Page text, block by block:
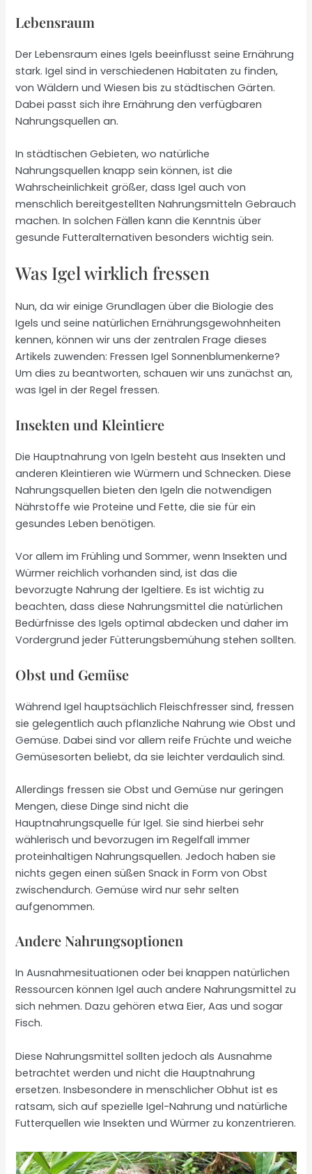
Lebensraum
Der Lebensraum eines Igels beeinflusst seine Ernährung
stark. Igel sind in verschiedenen Habitaten zu finden,
von Wäldern und Wiesen bis zu städtischen Gärten.
Dabei passt sich ihre Ernährung den verfügbaren
Nahrungsquellen an.
In städtischen Gebieten, wo natürliche
Nahrungsquellen knapp sein können, ist die
Wahrscheinlichkeit größer, dass Igel auch von
menschlich bereitgestellten Nahrungsmitteln Gebrauch
machen. In solchen Fällen kann die Kenntnis über
gesunde Futteralternativen besonders wichtig sein.
Was Igel wirklich fressen
Nun, da wir einige Grundlagen über die Biologie des
Igels und seine natürlichen Ernährungsgewohnheiten
kennen, können wir uns der zentralen Frage dieses
Artikels zuwenden: Fressen Igel Sonnenblumenkerne?
Um dies zu beantworten, schauen wir uns zunächst an,
was Igel in der Regel fressen.
Insekten und Kleintiere
Die Hauptnahrung von Igeln besteht aus Insekten und
anderen Kleintieren wie Würmern und Schnecken. Diese
Nahrungsquellen bieten den Igeln die notwendigen
Nährstoffe wie Proteine und Fette, die sie für ein
gesundes Leben benötigen.
Vor allem im Frühling und Sommer, wenn Insekten und
Würmer reichlich vorhanden sind, ist das die
bevorzugte Nahrung der Igeltiere. Es ist wichtig zu
beachten, dass diese Nahrungsmittel die natürlichen
Bedürfnisse des Igels optimal abdecken und daher im
Vordergrund jeder Fütterungsbemühung stehen sollten.
Obst und Gemüse
Während Igel hauptsächlich Fleischfresser sind, fressen
sie gelegentlich auch pflanzliche Nahrung wie Obst und
Gemüse. Dabei sind vor allem reife Früchte und weiche
Gemüsesorten beliebt, da sie leichter verdaulich sind.
Allerdings fressen sie Obst und Gemüse nur geringen
Mengen, diese Dinge sind nicht die
Hauptnahrungsquelle für Igel. Sie sind hierbei sehr
wählerisch und bevorzugen im Regelfall immer
proteinhaltigen Nahrungsquellen. Jedoch haben sie
nichts gegen einen süßen Snack in Form von Obst
zwischendurch. Gemüse wird nur sehr selten
aufgenommen.
Andere Nahrungsoptionen
In Ausnahmesituationen oder bei knappen natürlichen
Ressourcen können Igel auch andere Nahrungsmittel zu
sich nehmen. Dazu gehören etwa Eier, Aas und sogar
Fisch.
Diese Nahrungsmittel sollten jedoch als Ausnahme
betrachtet werden und nicht die Hauptnahrung
ersetzen. Insbesondere in menschlicher Obhut ist es
ratsam, sich auf spezielle Igel-Nahrung und natürliche
Futterquellen wie Insekten und Würmer zu konzentrieren.